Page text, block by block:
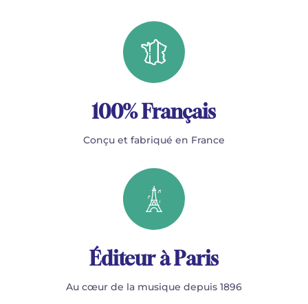
100% Français
Conçu et fabriqué en France
Éditeur à Paris
Au cœur de la musique depuis 1896